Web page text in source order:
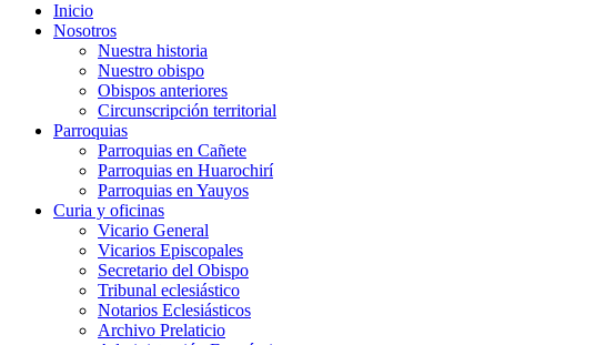
Inicio
Nosotros
Nuestra historia
Nuestro obispo
Obispos anteriores
Circunscripción territorial
Parroquias
Parroquias en Cañete
Parroquias en Huarochirí
Parroquias en Yauyos
Curia y oficinas
Vicario General
Vicarios Episcopales
Secretario del Obispo
Tribunal eclesiástico
Notarios Eclesiásticos
Archivo Prelaticio